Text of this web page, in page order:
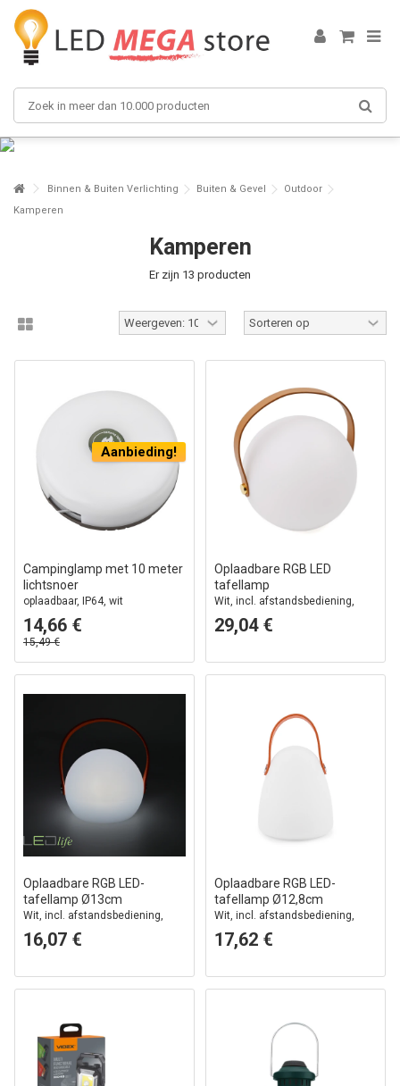
Binnen & Buiten Verlichting Buiten & Gevel
Outdoor
Kamperen
Kamperen
Er zijn 13 producten
Aanbieding!
Campinglamp met 10 meter
lichtsnoer
oplaadbaar, IP64, wit
14,66 €
15,49 €
Oplaadbare RGB LED
tafellamp
Wit, incl. afstandsbediening,
IP54 buiten
29,04 €
Oplaadbare RGB LED-
tafellamp Ø13cm
Wit, incl. afstandsbediening,
IP54 voor buiten
16,07 €
Oplaadbare RGB LED-
tafellamp Ø12,8cm
Wit, incl. afstandsbediening,
IP54 buiten
17,62 €